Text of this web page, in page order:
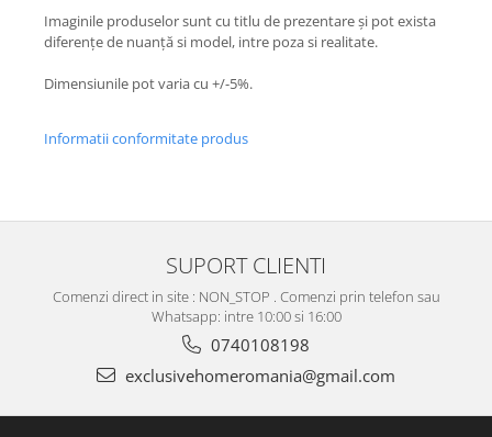
Imaginile produselor sunt cu titlu de prezentare și pot exista
diferențe de nuanță si model, intre poza si realitate.
Dimensiunile pot varia cu +/-5%.
Informatii conformitate produs
SUPORT CLIENTI
Comenzi direct in site : NON_STOP . Comenzi prin telefon sau
Whatsapp: intre 10:00 si 16:00
0740108198
exclusivehomeromania@gmail.com